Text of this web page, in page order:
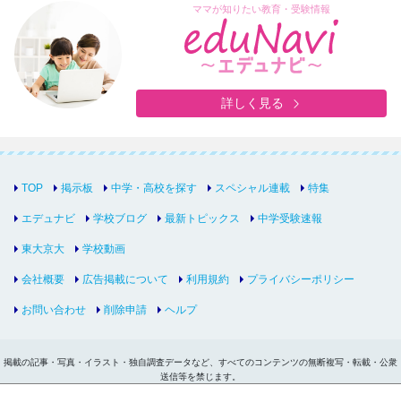
ママが知りたい教育・受験情報
詳しく見る
TOP 掲示板 中学・高校を探す スペシャル連載 特集
エデュナビ 学校ブログ 最新トピックス 中学受験速報
東大京大 学校動画
会社概要 広告掲載について 利用規約 プライバシーポリシー
お問い合わせ 削除申請 ヘルプ
掲載の記事・写真・イラスト・独自調査データなど、すべてのコンテンツの無断複写・転載・公衆
送信等を禁じます。